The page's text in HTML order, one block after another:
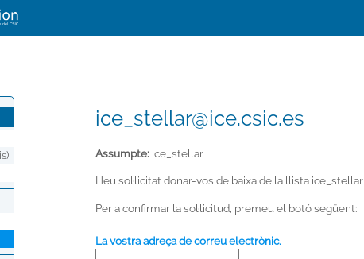
ice_stellar@ice.csic.es
Assumpte: ice_stellar
Heu sol·licitat donar-vos de baixa de la llista ice_stellar
Per a confirmar la sol·licitud, premeu el botó següent:
La vostra adreça de correu electrònic.